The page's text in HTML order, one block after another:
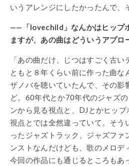
いうアレンジにしたかったんで、
——「lovechild」なんかはヒップ
ますが、あの曲はどういうアプロ
「あの曲だけ、じつはすごく古
ともと８年くらい前に作った曲な
ザノバを聴いていたんで、その影
ど。60年代とか70年代のジャズ
ンから見る視点と、DJとかヒッ
視点とでは全然違っていて。そう
ったジャズトラック、ジャズファ
ンストなんだけども、歌のメロデ
今回の作品にも通じるところもあ